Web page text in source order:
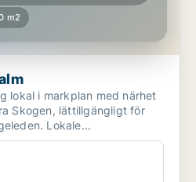
m2
Skogen, lättillgängligt för
den bilburna från Essingeleden. Lokale...